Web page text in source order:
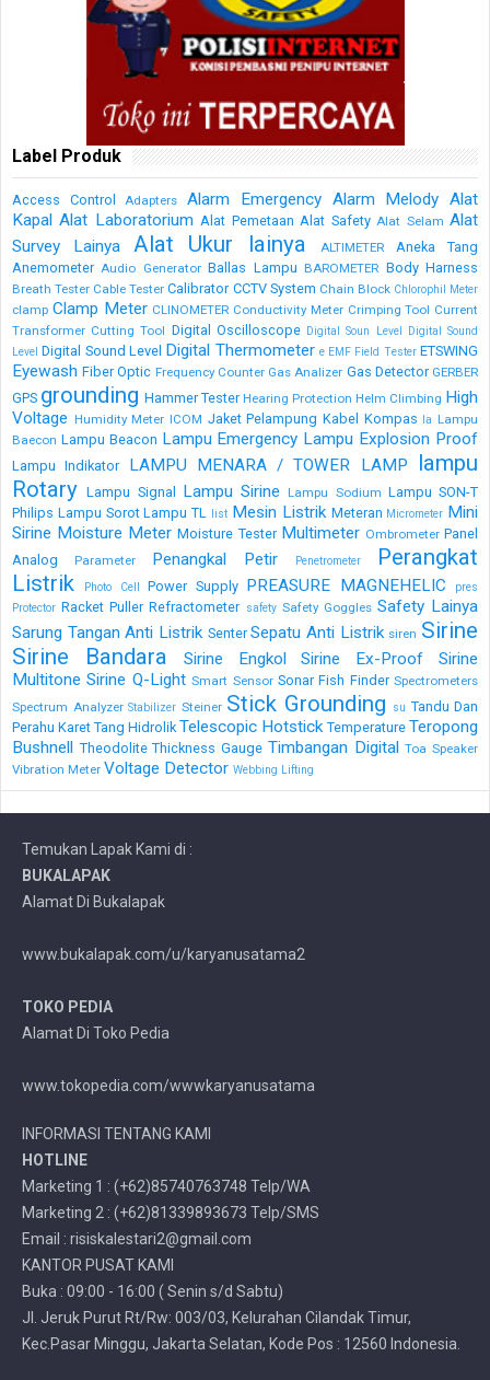
Label Produk
Access Control Adapters Alarm Emergency Alarm Melody Alat
Kapal Alat Laboratorium Alat Pemetaan Alat Safety Alat Selam Alat
Survey Lainya
Alat Ukur lainya ALTIMETER
Aneka Tang
Anemometer Audio Generator Ballas Lampu BAROMETER Body Harness
Breath Tester Cable Tester Calibrator CCTV System Chain Block Chlorophil Meter
clamp Clamp Meter CLINOMETER Conductivity Meter Crimping Tool Current
Transformer Cutting Tool Digital Oscilloscope Digital Soun Level Digital Sound
Level Digital Sound Level Digital Thermometer e EMF Field Tester ETSWING
Eyewash Fiber Optic Frequency Counter Gas Analizer Gas Detector GERBER
GPS grounding Hammer Tester Hearing Protection Helm Climbing High
Voltage Humidity Meter ICOM Jaket Pelampung Kabel Kompas la Lampu
Baecon Lampu Beacon Lampu Emergency Lampu Explosion Proof
Lampu Indikator LAMPU MENARA / TOWER LAMP
lampu
Rotary Lampu Signal Lampu Sirine Lampu Sodium Lampu SON-T
Philips Lampu Sorot Lampu TL list Mesin Listrik Meteran Micrometer Mini
Sirine Moisture Meter Moisture Tester Multimeter Ombrometer Panel
Analog
Parameter Penangkal Petir Penetrometer
Perangkat
Listrik
Photo Cell Power Supply PREASURE MAGNEHELIC
pres
Protector Racket Puller Refractometer safety Safety Goggles Safety Lainya
Sarung Tangan Anti Listrik Senter Sepatu Anti Listrik siren Sirine
Sirine Bandara
Sirine Engkol Sirine Ex-Proof
Sirine
Multitone Sirine Q-Light Smart Sensor Sonar Fish Finder Spectrometers
Spectrum Analyzer Stabilizer Steiner Stick Grounding su Tandu Dan
Perahu Karet Tang Hidrolik Telescopic Hotstick Temperature Teropong
Bushnell Theodolite Thickness Gauge Timbangan Digital Toa Speaker
Vibration Meter Voltage Detector Webbing Lifting
Temukan Lapak Kami di :
BUKALAPAK
Alamat Di Bukalapak
www.bukalapak.com/u/karyanusatama2
TOKO PEDIA
Alamat Di Toko Pedia
www.tokopedia.com/wwwkaryanusatama
INFORMASI TENTANG KAMI
HOTLINE
Marketing 1 : (+62)85740763748 Telp/WA
Marketing 2 : (+62)81339893673 Telp/SMS
Email : risiskalestari2@gmail.com
KANTOR PUSAT KAMI
Buka : 09:00 - 16:00 ( Senin s/d Sabtu)
Jl. Jeruk Purut Rt/Rw: 003/03, Kelurahan Cilandak Timur,
Kec.Pasar Minggu, Jakarta Selatan, Kode Pos : 12560 Indonesia.